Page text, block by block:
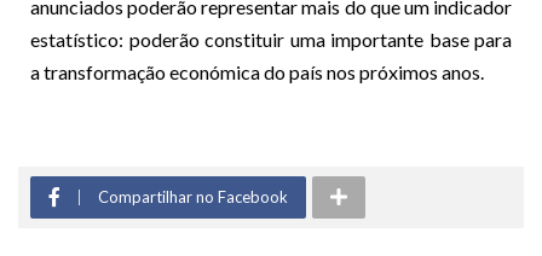
anunciados poderão representar mais do que um indicador
estatístico: poderão constituir uma importante base para
a transformação económica do país nos próximos anos.
Compartilhar no Facebook